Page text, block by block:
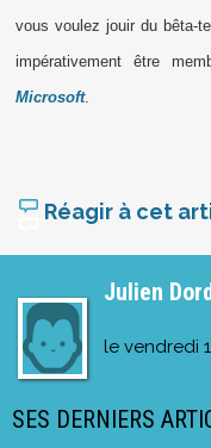
vous voulez jouir du bêta-
impérativement être
Microsoft.
Réagir à cet
Julien
le vendredi
SES DERNIERS